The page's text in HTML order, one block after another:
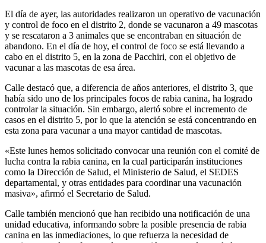
El día de ayer, las autoridades realizaron un operativo de vacunación
y control de foco en el distrito 2, donde se vacunaron a 49 mascotas
y se rescataron a 3 animales que se encontraban en situación de
abandono. En el día de hoy, el control de foco se está llevando a
cabo en el distrito 5, en la zona de Pacchiri, con el objetivo de
vacunar a las mascotas de esa área.
Calle destacó que, a diferencia de años anteriores, el distrito 3, que
había sido uno de los principales focos de rabia canina, ha logrado
controlar la situación. Sin embargo, alertó sobre el incremento de
casos en el distrito 5, por lo que la atención se está concentrando en
esta zona para vacunar a una mayor cantidad de mascotas.
«Este lunes hemos solicitado convocar una reunión con el comité de
lucha contra la rabia canina, en la cual participarán instituciones
como la Dirección de Salud, el Ministerio de Salud, el SEDES
departamental, y otras entidades para coordinar una vacunación
masiva», afirmó el Secretario de Salud.
Calle también mencionó que han recibido una notificación de una
unidad educativa, informando sobre la posible presencia de rabia
canina en las inmediaciones, lo que refuerza la necesidad de